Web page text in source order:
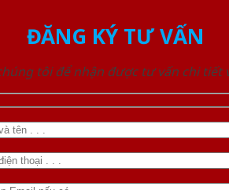
ĐĂNG KÝ TƯ VẤN
tôi để nhận được tư vấn chi tiết